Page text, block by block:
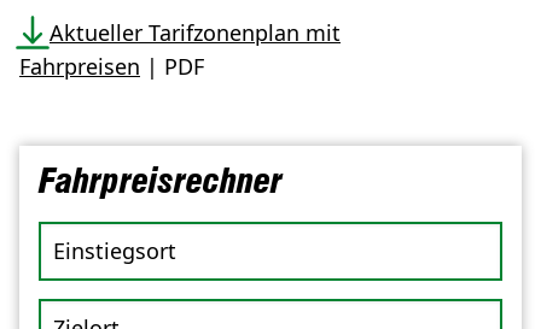
Aktueller Tarifzonenplan mit
Fahrpreisen | PDF
Fahrpreisrechner
Einstiegsort
Zielort